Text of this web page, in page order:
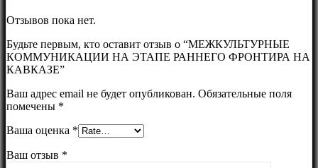
Отзывов пока нет.
Будьте первым, кто оставит отзыв о “МЕЖКУЛЬТУРНЫЕ
КОММУНИКАЦИИ НА ЭТАПЕ РАННЕГО ФРОНТИРА НА
КАВКАЗЕ”
Ваш адрес email не будет опубликован. Обязательные поля
помечены *
Ваша оценка *
Ваш отзыв *